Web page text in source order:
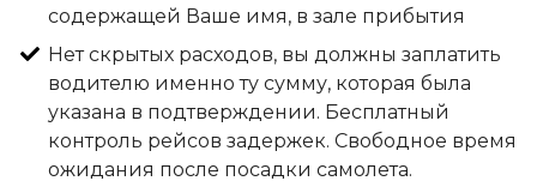
содержащей Ваше имя, в зале прибытия
Нет скрытых расходов, вы должны заплатить
водителю именно ту сумму, которая была
указана в подтверждении. Бесплатный
контроль рейсов задержек. Свободное время
ожидания после посадки самолета.